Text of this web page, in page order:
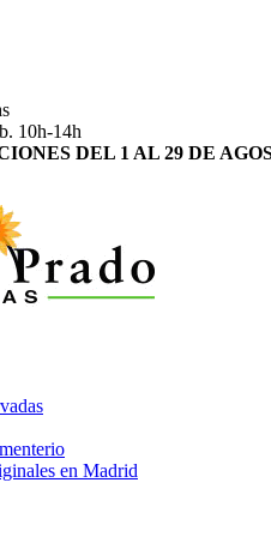
10h-14h
DEL 1 AL 29 DE
en Madrid